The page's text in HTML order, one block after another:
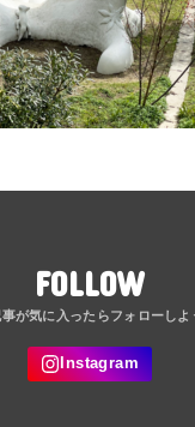
FOLLOW